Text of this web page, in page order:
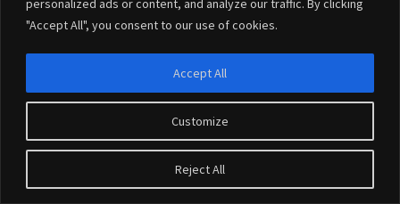
"Accept All", you consent to our use of cookies.
Customize
Reject All
Accept All
riabilitazionespalla riparazionecuffiadeirotatori
slaplesionspalla
specialistaspallaroma tendinopatiacalcifica